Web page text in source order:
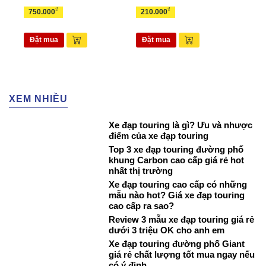
750.000₫
Đặt mua
210.000₫
Đặt mua
XEM NHIỀU
Xe đạp touring là gì? Ưu và nhược
điểm của xe đạp touring
Top 3 xe đạp touring đường phố
khung Carbon cao cấp giá rẻ hot
nhất thị trường
Xe đạp touring cao cấp có những
mẫu nào hot? Giá xe đạp touring
cao cấp ra sao?
Review 3 mẫu xe đạp touring giá rẻ
dưới 3 triệu OK cho anh em
Xe đạp touring đường phố Giant
giá rẻ chất lượng tốt mua ngay nếu